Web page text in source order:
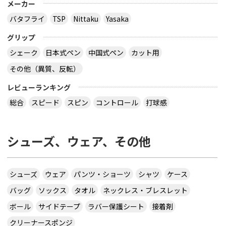
メーカー
バタフライ
TSP Nittaku
Yasaka
グリップ
シェーク
日本式ペン 中国式ペン
カット用
その他（異質、反転）
レビューランキング
総合
スピード スピン コントロール 打球感
シューズ、ウェア、その他
シューズ ウェア パンツ・ショーツ シャツ
ケース
バッグ
ソックス タオル
ネックレス・ブレスレット
ボール
サイドテープ ラバー保護シート
接着剤
クリーナースポンジ